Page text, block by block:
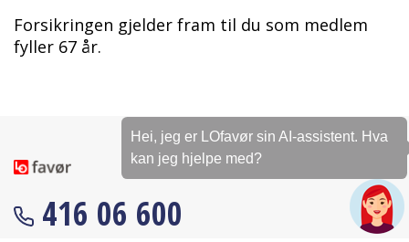
Hei, jeg er LOfavør sin AI-assistent. Hva
kan jeg hjelpe med?
Forsikringen gjelder fram til du som medlem
fyller 67 år.
416 06 600